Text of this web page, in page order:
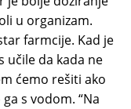
u organizam.
farmcije. Kad je
učile da kada ne
ćemo rešiti ako
s vodom. “Na